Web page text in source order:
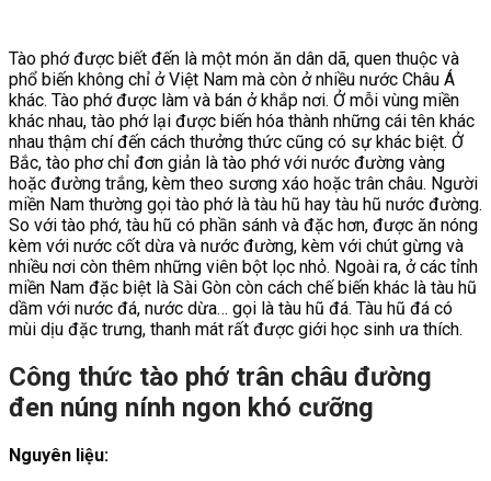
Tào phớ được biết đến là một món ăn dân dã, quen thuộc và
phổ biến không chỉ ở Việt Nam mà còn ở nhiều nước Châu Á
khác. Tào phớ được làm và bán ở khắp nơi. Ở mỗi vùng miền
khác nhau, tào phớ lại được biến hóa thành những cái tên khác
nhau thậm chí đến cách thưởng thức cũng có sự khác biệt. Ở
Bắc, tào phơ chỉ đơn giản là tào phớ với nước đường vàng
hoặc đường trắng, kèm theo sương xáo hoặc trân châu. Người
miền Nam thường gọi tào phớ là tàu hũ hay tàu hũ nước đường.
So với tào phớ, tàu hũ có phần sánh và đặc hơn, được ăn nóng
kèm với nước cốt dừa và nước đường, kèm với chút gừng và
nhiều nơi còn thêm những viên bột lọc nhỏ. Ngoài ra, ở các tỉnh
miền Nam đặc biệt là Sài Gòn còn cách chế biến khác là tàu hũ
dầm với nước đá, nước dừa… gọi là tàu hũ đá. Tàu hũ đá có
mùi dịu đặc trưng, thanh mát rất được giới học sinh ưa thích.
Công thức tào phớ trân châu đường
đen núng nính ngon khó cưỡng
Nguyên liệu: